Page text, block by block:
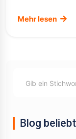
Mehr lesen
Blog